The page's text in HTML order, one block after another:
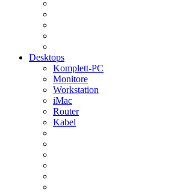
Desktops
Komplett-PC
Monitore
Workstation
iMac
Router
Kabel